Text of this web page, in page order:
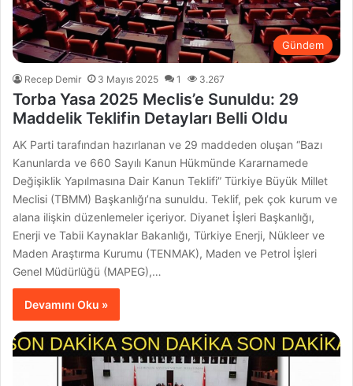
Gündem
Recep Demir 3 Mayıs 2025 1 3.267
Torba Yasa 2025 Meclis’e Sunuldu: 29
Maddelik Teklifin Detayları Belli Oldu
AK Parti tarafından hazırlanan ve 29 maddeden oluşan “Bazı
Kanunlarda ve 660 Sayılı Kanun Hükmünde Kararnamede
Değişiklik Yapılmasına Dair Kanun Teklifi” Türkiye Büyük Millet
Meclisi (TBMM) Başkanlığı’na sunuldu. Teklif, pek çok kurum ve
alana ilişkin düzenlemeler içeriyor. Diyanet İşleri Başkanlığı,
Enerji ve Tabii Kaynaklar Bakanlığı, Türkiye Enerji, Nükleer ve
Maden Araştırma Kurumu (TENMAK), Maden ve Petrol İşleri
Genel Müdürlüğü (MAPEG),…
Devamını Oku »